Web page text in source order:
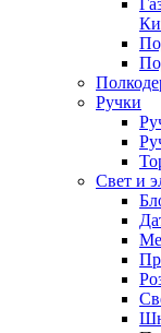
Ручки
Свет и